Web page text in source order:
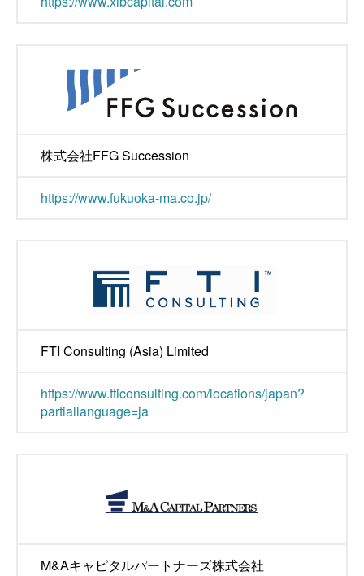
株式会社FFG Succession
https://www.fukuoka-ma.co.jp/
FTI Consulting (Asia) Limited
https://www.fticonsulting.com/locations/japan?
partiallanguage=ja
M&Aキャピタルパートナーズ株式会社